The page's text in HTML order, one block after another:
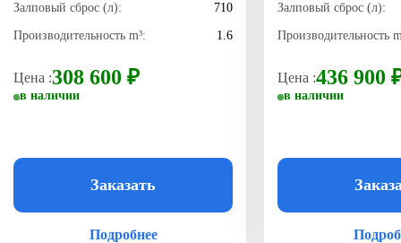
Залповый сброс (л): 710
Производительность m³: 1.6
Цена :308 600 ₽
в наличии
Заказать
Подробнее
Залповый сброс (л):
Производительность
Цена :436 900
в наличии